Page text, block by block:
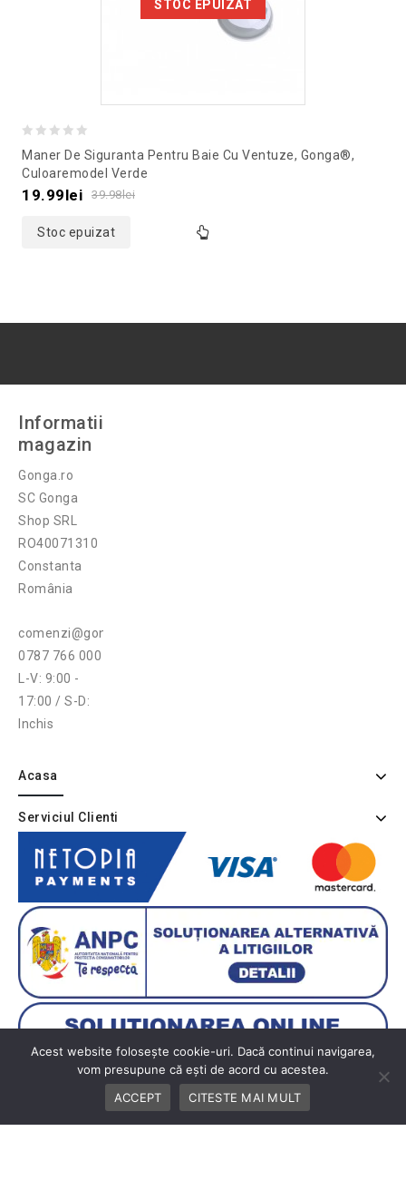
STOC EPUIZAT
out
of
Maner De Siguranta Pentru Baie Cu Ventuze, Gonga®,
Culoaremodel Verde
39.98lei
19.99lei
Stoc epuizat
Informatii
magazin
Gonga.ro
SC Gonga
Shop SRL
RO40071310
Constanta
România
comenzi@gonga.ro
0787 766 000
L-V: 9:00 -
17:00 / S-D:
Inchis
Acasa
Serviciul Clienti
Acest website folosește cookie-uri. Dacă continui navigarea,
vom presupune că ești de acord cu acestea.
ACCEPT
CITESTE MAI MULT